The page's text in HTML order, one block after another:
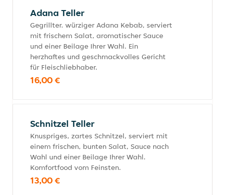
Adana Teller
Gegrillter. würziger Adana Kebab, serviert
mit frischem Salat, aromatischer Sauce
und einer Beilage Ihrer Wahl. Ein
herzhaftes und geschmackvolles Gericht
für Fleischliebhaber.
16,00 €
Schnitzel Teller
Knuspriges, zartes Schnitzel, serviert mit
einem frischen, bunten Salat, Sauce nach
Wahl und einer Beilage Ihrer Wahl.
Komfortfood vom Feinsten.
13,00 €